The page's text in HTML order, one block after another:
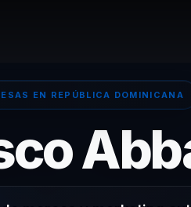
EN REPÚBLICA DOMINICANA